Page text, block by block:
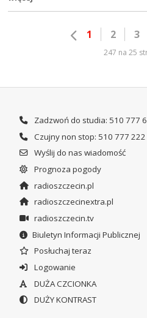
1 2 3
247 na 25
Zadzwoń do studia: 510 777
Czujny non stop: 510 777 222
Wyślij do nas wiadomość
Prognoza pogody
radioszczecin.pl
radioszczecinextra.pl
radioszczecin.tv
Biuletyn Informacji Publicznej
Posłuchaj teraz
Logowanie
DUŻA CZCIONKA
DUŻY KONTRAST